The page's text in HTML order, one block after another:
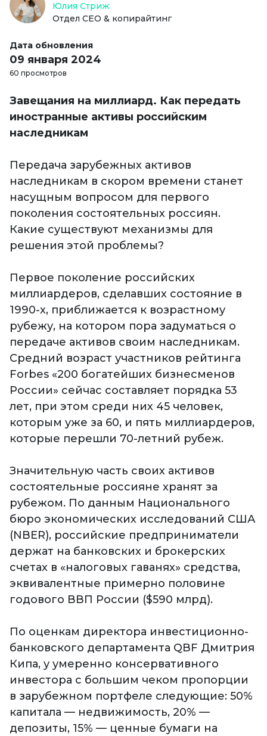
Юлия Стриж
Отдел СЕО & копирайтинг
Дата обновления
09 января 2024
60 просмотров
Завещания на миллиард. Как передать
иностранные активы российским
наследникам
Передача зарубежных активов
наследникам в скором времени станет
насущным вопросом для первого
поколения состоятельных россиян.
Какие существуют механизмы для
решения этой проблемы?
Первое поколение российских
миллиардеров, сделавших состояние в
1990-х, приближается к возрастному
рубежу, на котором пора задуматься о
передаче активов своим наследникам.
Средний возраст участников рейтинга
Forbes «200 богатейших бизнесменов
России» сейчас составляет порядка 53
лет, при этом среди них 45 человек,
которым уже за 60, и пять миллиардеров,
которые перешли 70-летний рубеж.
Значительную часть своих активов
состоятельные россияне хранят за
рубежом. По данным Национального
бюро экономических исследований США
(NBER), российские предприниматели
держат на банковских и брокерских
счетах в «налоговых гаванях» средства,
эквивалентные примерно половине
годового ВВП России ($590 млрд).
По оценкам директора инвестиционно-
банковского департамента QBF Дмитрия
Кипа, у умеренно консервативного
инвестора с большим чеком пропорции
в зарубежном портфеле следующие: 50%
капитала — недвижимость, 20% —
депозиты, 15% — ценные бумаги на